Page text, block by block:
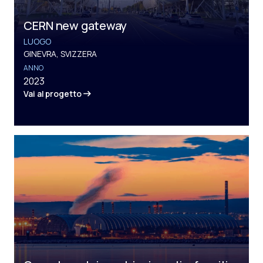
CERN new gateway
LUOGO
GINEVRA, SVIZZERA
ANNO
2023
Vai al progetto